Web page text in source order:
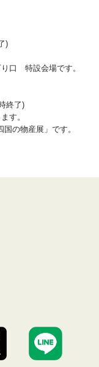
)
特設会場です。
終了)
す。
の物産展」です。